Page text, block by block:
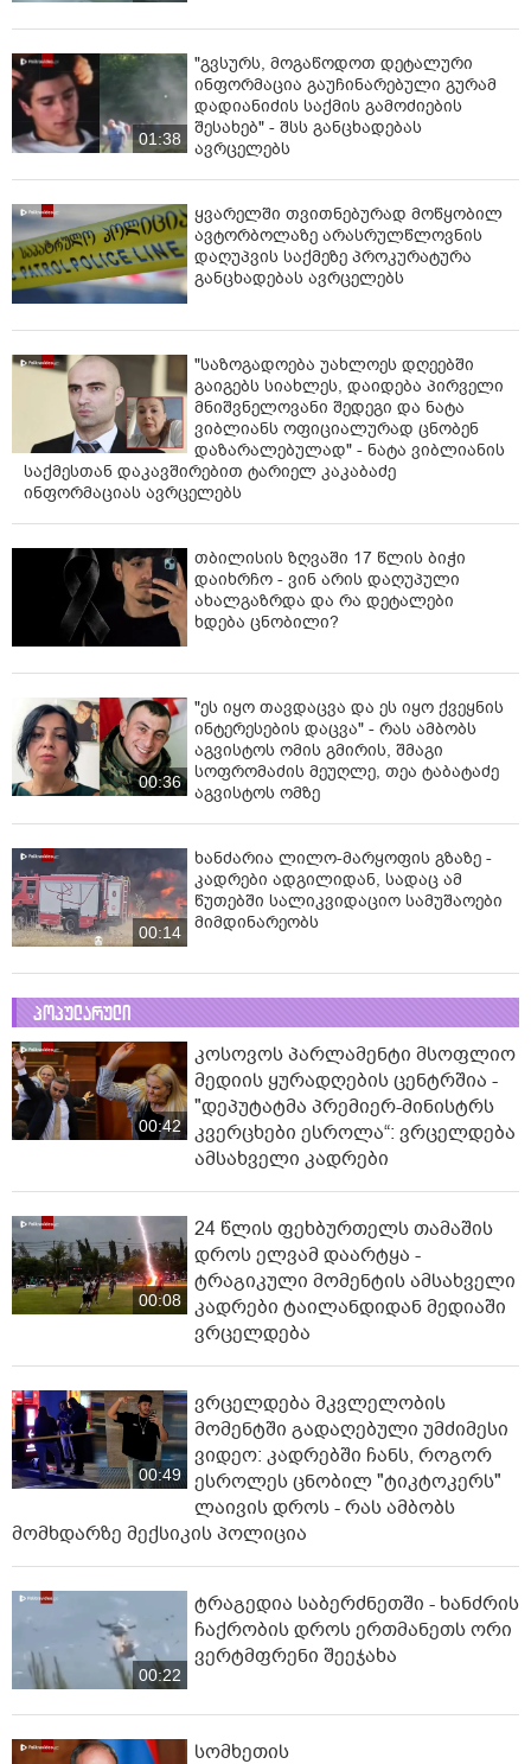
01:38
"გვსურს, მოგაწოდოთ დეტალური
ინფორმაცია გაუჩინარებული გურამ
დადიანიძის საქმის გამოძიების
შესახებ" - შსს განცხადებას
ავრცელებს
ყვარელში თვითნებურად მოწყობილ
ავტორბოლაზე არასრულწლოვნის
დაღუპვის საქმეზე პროკურატურა
განცხადებას ავრცელებს
"საზოგადოება უახლოეს დღეებში
გაიგებს სიახლეს, დაიდება პირველი
მნიშვნელოვანი შედეგი და ნატა
ვიბლიანს ოფიციალურად ცნობენ
დაზარალებულად" - ნატა ვიბლიანის
საქმესთან დაკავშირებით ტარიელ კაკაბაძე
ინფორმაციას ავრცელებს
თბილისის ზღვაში 17 წლის ბიჭი
დაიხრჩო - ვინ არის დაღუპული
ახალგაზრდა და რა დეტალები
ხდება ცნობილი?
00:36
"ეს იყო თავდაცვა და ეს იყო ქვეყნის
ინტერესების დაცვა" - რას ამბობს
აგვისტოს ომის გმირის, შმაგი
სოფრომაძის მეუღლე, თეა ტაბატაძე
აგვისტოს ომზე
00:14
ხანძარია ლილო-მარყოფის გზაზე -
კადრები ადგილიდან, სადაც ამ
წუთებში სალიკვიდაციო სამუშაოები
მიმდინარეობს
პოპულარული
00:42
კოსოვოს პარლამენტი მსოფლიო
მედიის ყურადღების ცენტრშია -
"დეპუტატმა პრემიერ-მინისტრს
კვერცხები ესროლა“: ვრცელდება
ამსახველი კადრები
00:08
24 წლის ფეხბურთელს თამაშის
დროს ელვამ დაარტყა -
ტრაგიკული მომენტის ამსახველი
კადრები ტაილანდიდან მედიაში
ვრცელდება
00:49
ვრცელდება მკვლელობის
მომენტში გადაღებული უმძიმესი
ვიდეო: კადრებში ჩანს, როგორ
ესროლეს ცნობილ "ტიკტოკერს"
ლაივის დროს - რას ამბობს
მომხდარზე მექსიკის პოლიცია
00:22
ტრაგედია საბერძნეთში - ხანძრის
ჩაქრობის დროს ერთმანეთს ორი
ვერტმფრენი შეეჯახა
სომხეთის